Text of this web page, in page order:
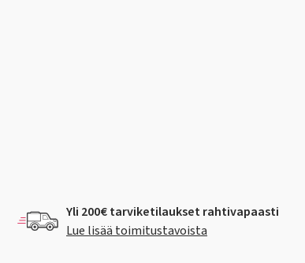
Yli 200€ tarviketilaukset rahtivapaasti
Lue lisää toimitustavoista